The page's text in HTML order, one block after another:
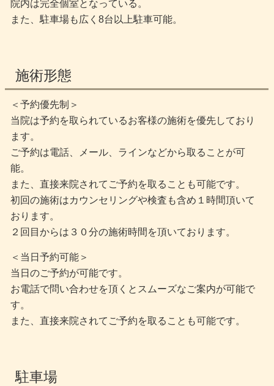
院内は完全個室となっている。
また、駐車場も広く8台以上駐車可能。
施術形態
＜予約優先制＞
当院は予約を取られているお客様の施術を優先しており
ます。
ご予約は電話、メール、ラインなどから取ることが可
能。
また、直接来院されてご予約を取ることも可能です。
初回の施術はカウンセリングや検査も含め１時間頂いて
おります。
２回目からは３０分の施術時間を頂いております。
＜当日予約可能＞
当日のご予約が可能です。
お電話で問い合わせを頂くとスムーズなご案内が可能で
す。
また、直接来院されてご予約を取ることも可能です。
駐車場